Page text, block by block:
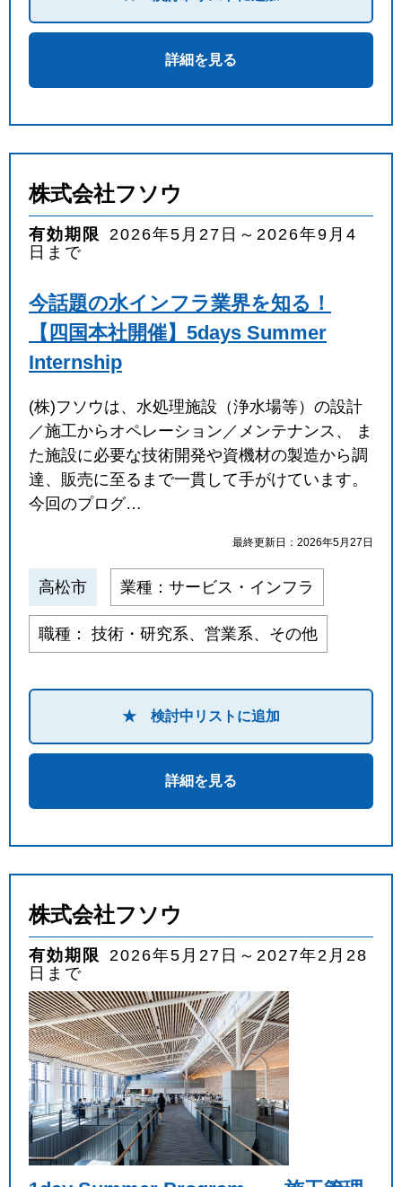
詳細を見る
株式会社フソウ
有効期限 2026年5月27日～2026年9月4
日まで
今話題の水インフラ業界を知る！
【四国本社開催】5days Summer
Internship
(株)フソウは、水処理施設（浄水場等）の設計
／施工からオペレーション／メンテナンス、 ま
た施設に必要な技術開発や資機材の製造から調
達、販売に至るまで一貫して手がけています。
今回のプログ…
最終更新日：2026年5月27日
高松市 業種：サービス・インフラ
職種： 技術・研究系、営業系、その他
★ 検討中リストに追加
詳細を見る
株式会社フソウ
有効期限 2026年5月27日～2027年2月28
日まで